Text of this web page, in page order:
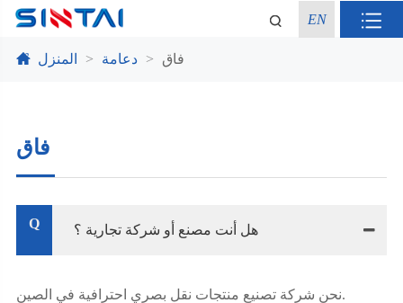
EN
المنزل دعامة فاق
فاق
Q هل أنت مصنع أو شركة تجارية ؟
نحن شركة تصنيع منتجات نقل بصري احترافية في الصين.